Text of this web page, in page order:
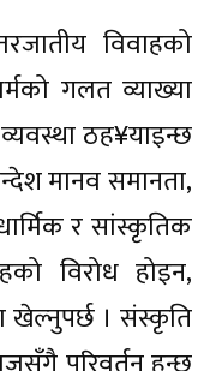
विवाहको
गलत व्याख्या
ठह¥याइन्छ
मानव समानता,
र सांस्कृतिक
विरोध होइन,
खेल्नुपर्छ । संस्कृति